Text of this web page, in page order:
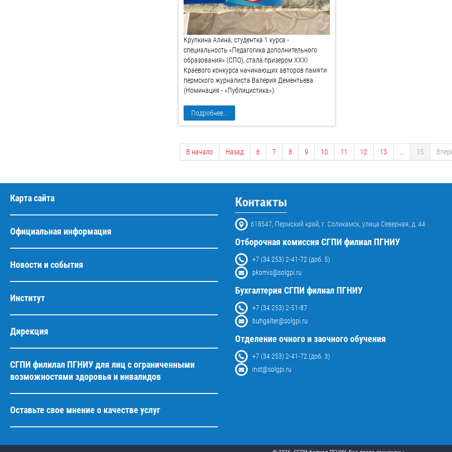
Крупкина Алина, студентка 1 курса -
специальность «Педагогика дополнительного
образования» (СПО), стала призером XXXI
Краевого конкурса начинающих авторов памяти
пермского журналиста Валерия Дементьева
(Номинация - «Публицистика»).
Подробнее...
В начало Назад 6 7 8 9 10 11 12 13 ... 15
Карта сайта
Официальная информация
Новости и события
Институт
Дирекция
СГПИ филилал ПГНИУ для лиц с ограниченными
возможностями здоровья и инвалидов
Оставьте свое мнение о качестве услуг
Контакты
618547, Пермский край, г. Соликамск, улица Северная, д. 44
Отборочная комиссия СГПИ филиал ПГНИУ
+7 (34 253) 2-41-72 (доб. 5)
pkomis@solgpi.ru
Бухгалтерия СГПИ филиал ПГНИУ
+7 (34 253) 2-51-87
buhgalter@solgpi.ru
Отделение очного и заочного обучения
+7 (34 253) 2-41-72 (доб. 3)
inst@solgpi.ru